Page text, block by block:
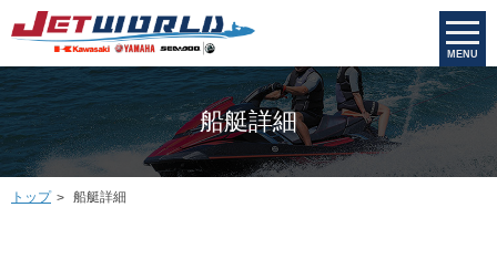
MENU
船艇詳細
トップ 船艇詳細